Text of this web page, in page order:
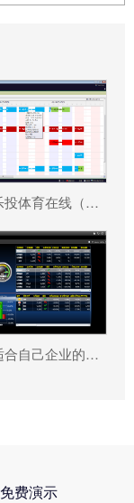
如何利用乐投体育在线（中国）唯一官方网站 系统更好提升企业运营效率?
如何选择适合自己企业的乐投体育在线（中国）唯一官方网站 ?
免费演示